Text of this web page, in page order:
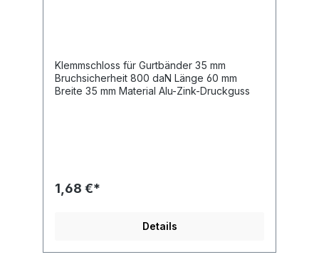
Klemmschloss für Gurtbänder 35 mm
Bruchsicherheit 800 daN Länge 60 mm
Breite 35 mm Material Alu-Zink-Druckguss
1,68 €*
Details